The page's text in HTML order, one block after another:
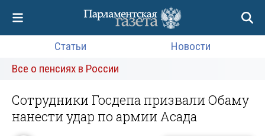
Статьи
Новости
Все о пенсиях в России
Сотрудники Госдепа призвали Обаму
нанести удар по армии Асада